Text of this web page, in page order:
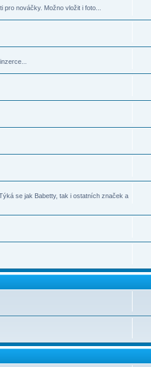
nováčky. Možno vložit i foto...
se jak Babetty, tak i ostatních značek a